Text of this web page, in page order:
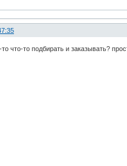
что-то подбирать и заказывать?